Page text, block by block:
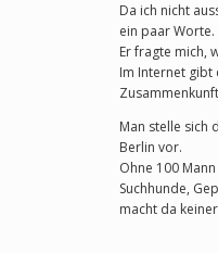
Da ich nicht
ein paar Worte.
Er fragte mich,
Im Internet gibt
Man stelle sich
Berlin vor.
Ohne 100
Suchhunde,
macht da